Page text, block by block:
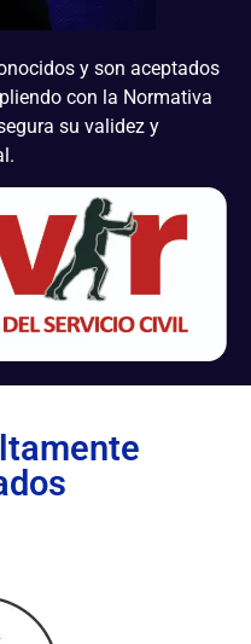
y son aceptados
con la Normativa
su validez y